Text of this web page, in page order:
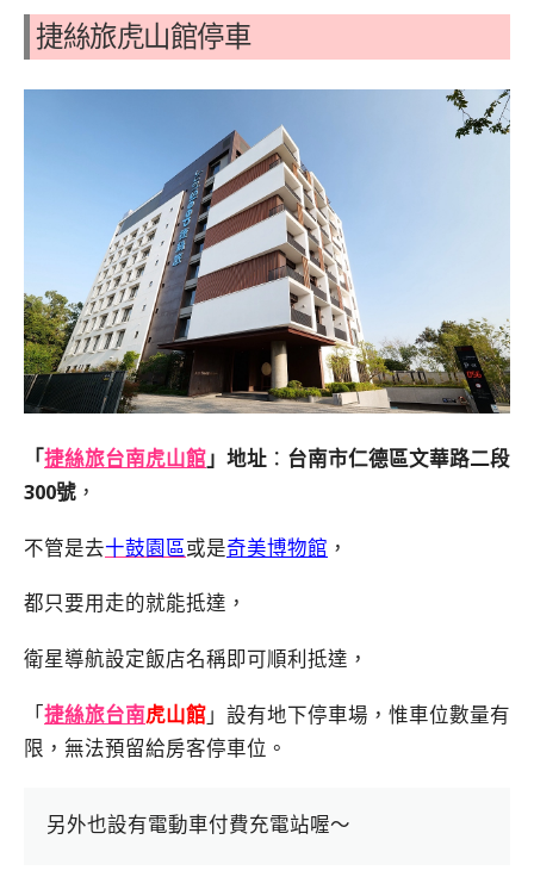
捷絲旅虎山館停車
「捷絲旅台南虎山館」地址 ： 台南市仁德區文華路二段
300號 ，
不管是去十鼓園區或是奇美博物館 ，
都只要用走的就能抵達，
衛星導航設定飯店名稱即可順利抵達，
「捷絲旅台南虎山館」設有地下停車場，惟車位數量有
限，無法預留給房客停車位。
另外也設有電動車付費充電站喔～